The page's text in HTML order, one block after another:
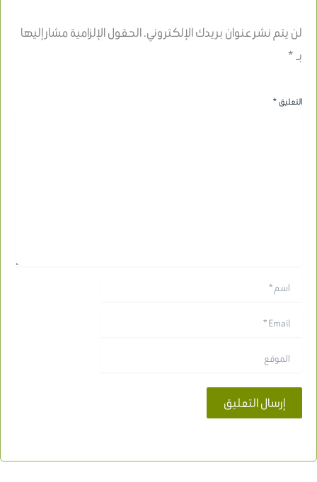
لن يتم نشر عنوان بريدك الإلكتروني.الحقول الإلزامية مشار إليها
بـ*
التعليق*